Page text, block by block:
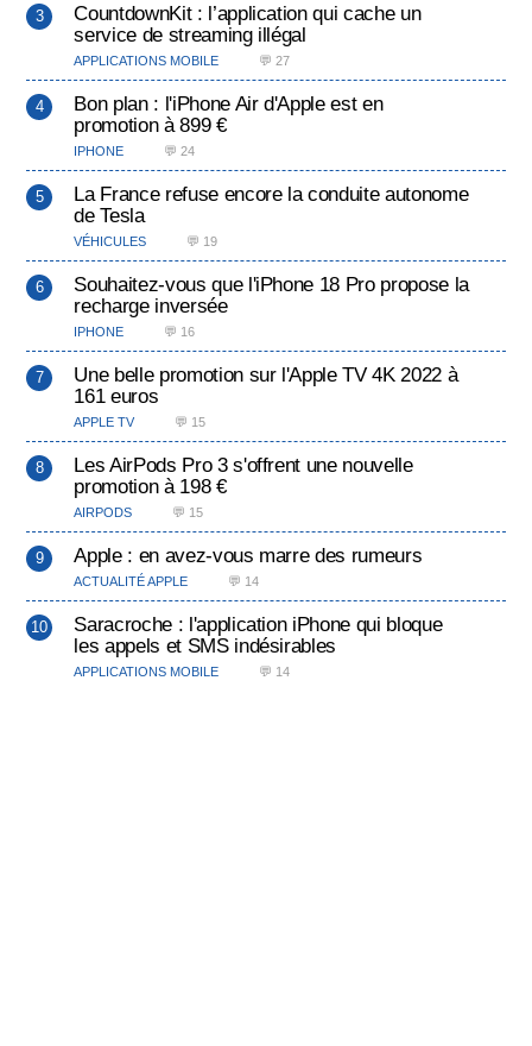
CountdownKit : l’application qui cache un
service de streaming illégal
APPLICATIONS MOBILE 💬 27
Bon plan : l'iPhone Air d'Apple est en
promotion à 899 €
IPHONE 💬 24
La France refuse encore la conduite autonome
de Tesla
VÉHICULES 💬 19
Souhaitez-vous que l'iPhone 18 Pro propose la
recharge inversée
IPHONE 💬 16
Une belle promotion sur l'Apple TV 4K 2022 à
161 euros
APPLE TV 💬 15
Les AirPods Pro 3 s'offrent une nouvelle
promotion à 198 €
AIRPODS 💬 15
Apple : en avez-vous marre des rumeurs
ACTUALITÉ APPLE 💬 14
Saracroche : l'application iPhone qui bloque
les appels et SMS indésirables
APPLICATIONS MOBILE 💬 14